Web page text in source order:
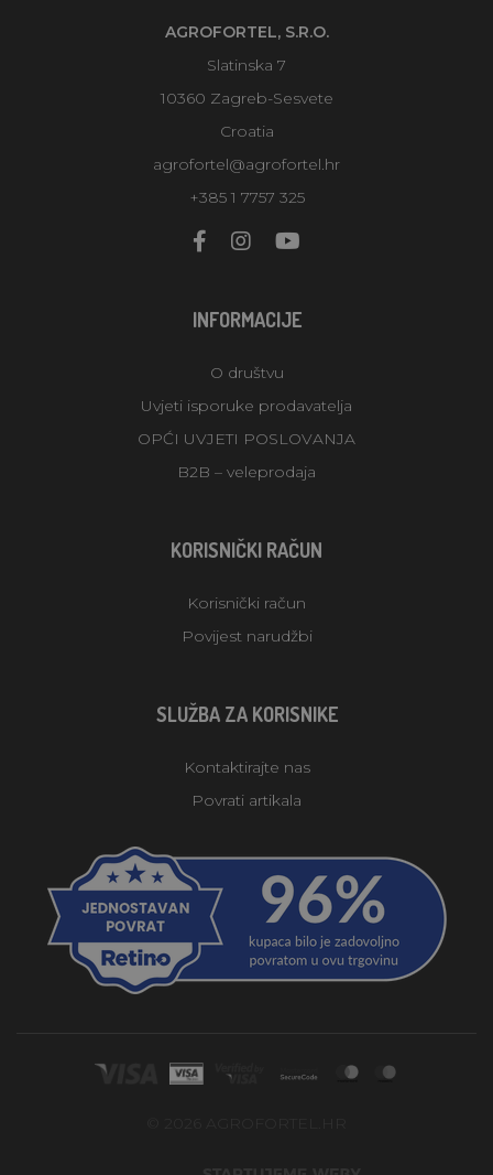
AGROFORTEL, S.R.O.
Slatinska 7
10360 Zagreb-Sesvete
Croatia
agrofortel@agrofortel.hr
+385 1 7757 325
INFORMACIJE
O društvu
Uvjeti isporuke prodavatelja
OPĆI UVJETI POSLOVANJA
B2B – veleprodaja
KORISNIČKI RAČUN
Korisnički račun
Povijest narudžbi
SLUŽBA ZA KORISNIKE
Kontaktirajte nas
Povrati artikala